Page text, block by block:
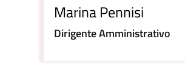
Marina Pennisi
Dirigente Amministrativo